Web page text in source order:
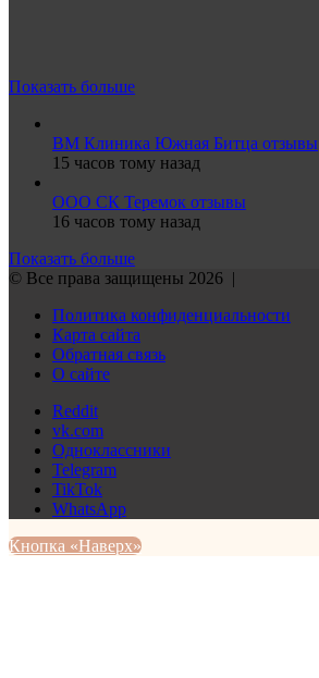
Показать больше
ВМ Клиника Южная Битца отзывы
15 часов тому назад
ООО СК Теремок отзывы
16 часов тому назад
Показать больше
© Все права защищены 2026 |
Политика конфиденциальности
Карта сайта
Обратная связь
О сайте
Reddit
vk.com
Одноклассники
Telegram
TikTok
WhatsApp
Кнопка «Наверх»